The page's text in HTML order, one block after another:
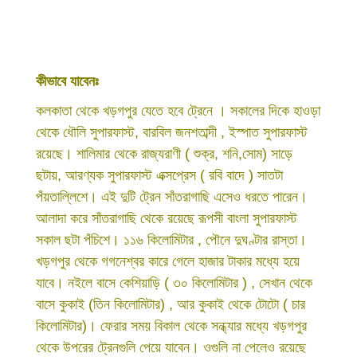
কীভাবে যাবেনঃ
কলকাতা থেকে খড়গপুর যেতে হবে ট্রেনে । সকালের দিকে হাওড়া
থেকে ধৌলি সুপারফাস্ট, বারবিল জনশতাব্দী , ইস্পাত সুপারফাস্ট
রয়েছে। শালিমার থেকে রাজ্যরাণী ( শুক্র, শনি,সোম) সাড়ে
ছটায়, আরণ্যক সুপারফাস্ট এক্সপ্রেস ( রবি বাদে ) সাতটা
পঁয়তাল্লিশে। এই দুটি ট্রেন সাঁতরাগাছি এসেও ধরতে পারেন।
আলাদা করে সাঁতরাগাছি থেকে রয়েছে রূপসী বাংলা সুপারফাস্ট
সকাল ছটা পঁচিশে। ১১৬ কিলোমিটার , পৌনে দুঘণ্টার রাস্তা।
খড়গপুর থেকে গগনেশ্বর কারে গেলে হাজার টাকার মধ্যে হয়ে
যাবে। নইলে বাসে কেশিয়াড়ি ( ৩০ কিলোমিটার ) , সেখান থেকে
বাসে কুকাই (তিন কিলোমিটার) , আর কুকাই থেকে টোটো ( চার
কিলোমিটার)। ফেরার সময় বিকাল থেকে সন্ধ্যার মধ্যে খড়গপুর
থেকে উপরের ট্রেনগুলি পেয়ে যাবেন। ওগুলি না পেলেও রয়েছে